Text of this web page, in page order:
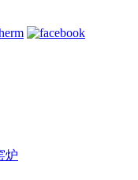
炉